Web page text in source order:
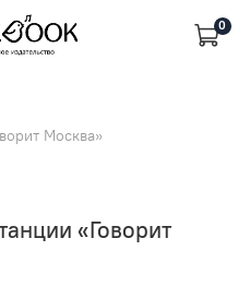
0
Москва»
«Говорит